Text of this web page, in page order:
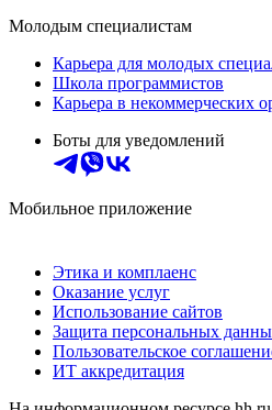
Молодым специалистам
Карьера для молодых
Школа программистов
Карьера в некоммерческих
Боты для уведомлений
Мобильное приложение
Этика и комплаенс
Оказание услуг
Использование сайтов
Защита персональных
Пользовательское
ИТ аккредитация